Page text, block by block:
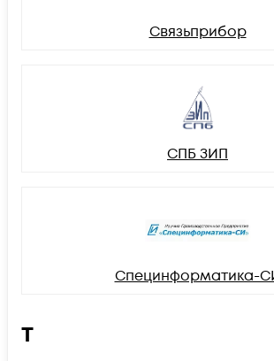
Связьприбор
СПБ ЗИП
Специнформатика-
Т